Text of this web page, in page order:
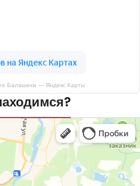
Балашихи — Яндекс Карты